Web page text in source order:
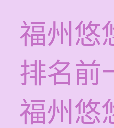
福州悠
排名前
福州悠